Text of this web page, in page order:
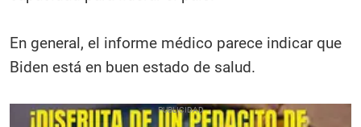
En general, el informe médico parece indicar que
Biden está en buen estado de salud.